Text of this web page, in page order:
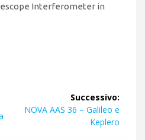
Interferometer in
Successivo:
Articolo
NOVA AAS 36 – Galileo e
Keplero